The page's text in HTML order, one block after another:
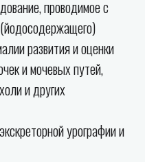
проводимое с
развития и оценки
и мочевых путей,
и других
урографии и